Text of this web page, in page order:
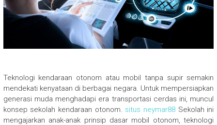
Teknologi kendaraan otonom atau mobil tanpa supir semakin
mendekati kenyataan di berbagai negara. Untuk mempersiapkan
generasi muda menghadapi era transportasi cerdas ini, muncul
konsep sekolah kendaraan otonom. situs neymar88Sekolah ini
mengajarkan anak-anak prinsip dasar mobil otonom, teknologi